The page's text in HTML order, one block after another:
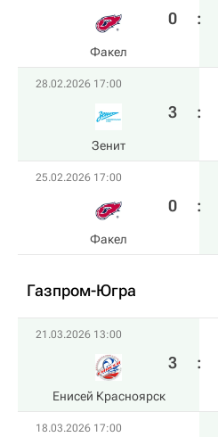
Факел
0 :
28.02.2026 17:00
Зенит
3 :
25.02.2026 17:00
Факел
0 :
Газпром-Югра
21.03.2026 13:00
Енисей Красноярск
3 :
18.03.2026 17:00